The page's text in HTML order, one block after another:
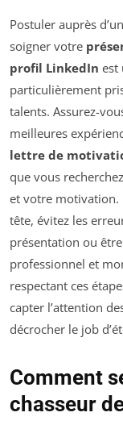
Postuler auprès d’un
soigner votre
profil LinkedIn est
particulièrement
talents. Assurez-
meilleures
lettre de
que vous
et votre motivation.
tête, évitez les
présentation ou
professionnel et
respectant ces
capter l’attention
décrocher le job
Comment
chasseur